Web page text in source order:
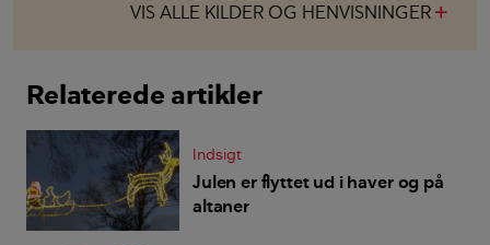
VIS ALLE KILDER OG HENVISNINGER
Relaterede artikler
Indsigt
Julen er flyttet ud i haver og på
altaner